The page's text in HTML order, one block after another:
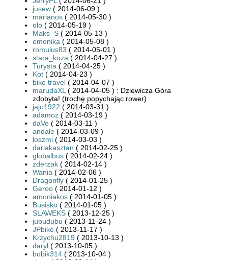
jusew ( 2014-06-09 )
marianos ( 2014-05-30 )
olo ( 2014-05-19 )
Maks_S ( 2014-05-13 )
emonika ( 2014-05-08 )
romulus83 ( 2014-05-01 )
stara_koza ( 2014-04-27 )
Turysta ( 2014-04-25 )
Kot ( 2014-04-23 )
bike travel ( 2014-04-07 )
marudaXL ( 2014-04-05 ) : Dziewicza Góra
zdobyta! (trochę popychając rower)
jajo1922 ( 2014-03-31 )
adamoz ( 2014-03-19 )
daVe ( 2014-03-11 )
andale ( 2014-03-09 )
loszmi ( 2014-03-03 )
dariakasztan ( 2014-02-25 )
globalbus ( 2014-02-24 )
zderzak ( 2014-02-14 )
Wania ( 2014-02-06 )
Dragonfly ( 2014-01-25 )
Geroo ( 2014-01-12 )
amoniakos ( 2014-01-05 )
Busisko ( 2014-01-05 )
SLAWEKS ( 2013-12-25 )
jubudubu ( 2013-11-24 )
JPbike ( 2013-11-17 )
Krzychu2819 ( 2013-10-13 )
daryl ( 2013-10-05 )
bobik314 ( 2013-10-04 )